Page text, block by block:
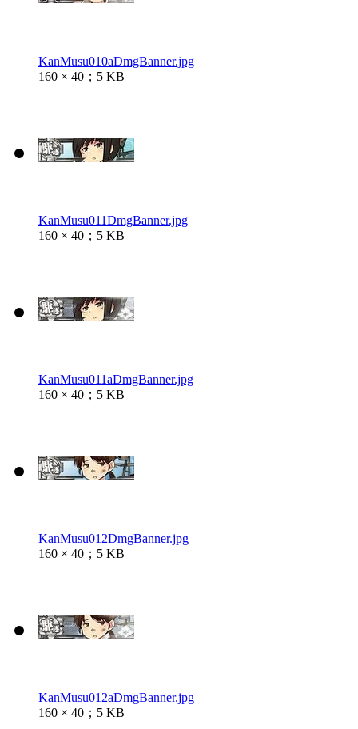
KanMusu010aDmgBanner.jpg
160 × 40；5 KB
KanMusu011DmgBanner.jpg
160 × 40；5 KB
KanMusu011aDmgBanner.jpg
160 × 40；5 KB
KanMusu012DmgBanner.jpg
160 × 40；5 KB
KanMusu012aDmgBanner.jpg
160 × 40；5 KB